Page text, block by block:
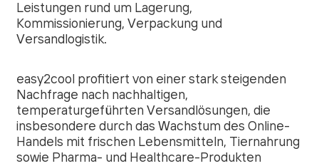
Leistungen rund um Lagerung,
Kommissionierung, Verpackung und
Versandlogistik.
easy2cool profitiert von einer stark steigenden
Nachfrage nach nachhaltigen,
temperaturgeführten Versandlösungen, die
insbesondere durch das Wachstum des Online-
Handels mit frischen Lebensmitteln, Tiernahrung
sowie Pharma- und Healthcare-Produkten